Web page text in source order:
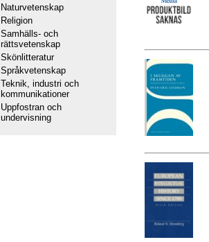
Naturvetenskap
Religion
Samhälls- och
rättsvetenskap
Skönlitteratur
Språkvetenskap
Teknik, industri och
kommunikationer
Uppfostran och
undervisning